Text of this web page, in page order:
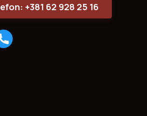
+381 62 928 25 16